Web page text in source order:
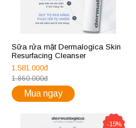
Sữa rửa mặt Dermalogica Skin
Resurfacing Cleanser
1.581.000đ
1.860.000đ
Mua ngay
-15%